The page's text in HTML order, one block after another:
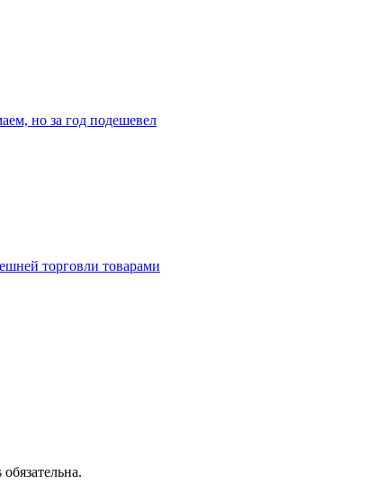
но за год подешевел
торговли товарами